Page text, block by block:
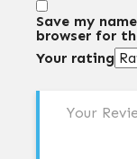
Save my
browser for
Your rating